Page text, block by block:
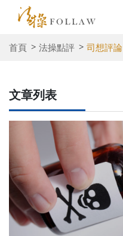
首頁 法操點評 司想評論
文章列表